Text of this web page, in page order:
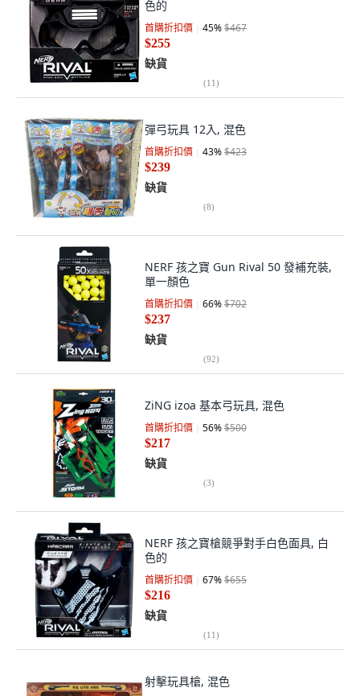
色的
首購折扣價 45%$467
$255
缺貨
(11)
彈弓玩具 12入, 混色
首購折扣價 43%$423
$239
缺貨
(8)
NERF 孩之寶 Gun Rival 50 發補充裝,
單一顏色
首購折扣價 66%$702
$237
缺貨
(92)
ZiNG izoa 基本弓玩具, 混色
首購折扣價 56%$500
$217
缺貨
(3)
NERF 孩之寶槍競爭對手白色面具, 白
色的
首購折扣價 67%$655
$216
缺貨
(11)
射擊玩具槍, 混色